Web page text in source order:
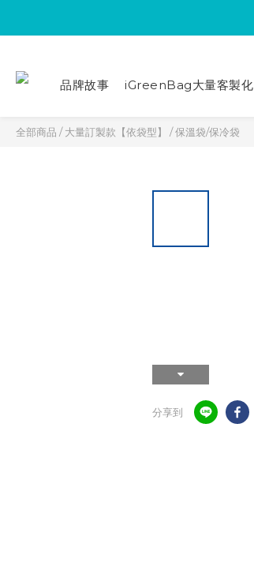
品牌故事 iGreenBag大量客製化
全部商品 /大量訂製款【依袋型】 /保溫袋/保冷袋
分享到